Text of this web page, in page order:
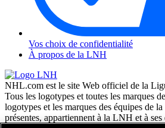
Vos choix de confidentialité
À propos de la LNH
NHL.com est le site Web officiel de la
Tous les logotypes et toutes les marques
logotypes et les marques des équipes de
présentes, appartiennent à la LNH et à ses